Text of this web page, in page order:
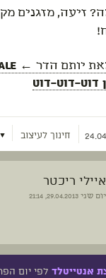
זיעה, מזגנים
יותם הדר
דוט-דוט-דוט
חינוך לעיצוב
איילי ריכטר
יום שני
אנטייטלד לפי יום